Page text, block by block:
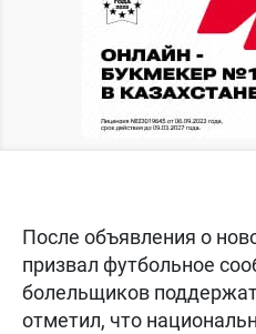
После объявления о
призвал футбольное
болельщиков
отметил, что